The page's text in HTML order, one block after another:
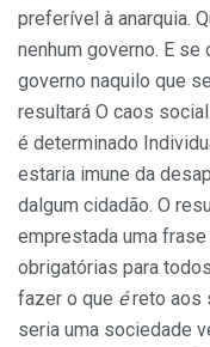
preferível à anarquia.
nenhum governo. E
governo naquilo que
resultará O caos
é determinado
estaria imune da
dalgum cidadão. O
emprestada uma
obrigatórias para
fazer o que éreto aos
seria uma sociedade